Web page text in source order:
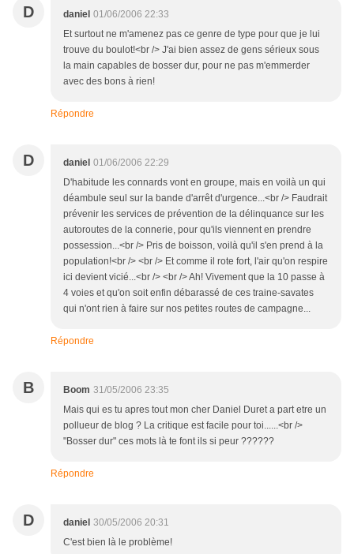
D daniel 01/06/2006 22:33
Et surtout ne m'amenez pas ce genre de type pour que je lui
trouve du boulot!<br /> J'ai bien assez de gens sérieux sous
la main capables de bosser dur, pour ne pas m'emmerder
avec des bons à rien!
Répondre
D daniel 01/06/2006 22:29
D'habitude les connards vont en groupe, mais en voilà un qui
déambule seul sur la bande d'arrêt d'urgence...<br /> Faudrait
prévenir les services de prévention de la délinquance sur les
autoroutes de la connerie, pour qu'ils viennent en prendre
possession...<br /> Pris de boisson, voilà qu'il s'en prend à la
population!<br /> <br /> Et comme il rote fort, l'air qu'on respire
ici devient vicié...<br /> <br /> Ah! Vivement que la 10 passe à
4 voies et qu'on soit enfin débarassé de ces traine-savates
qui n'ont rien à faire sur nos petites routes de campagne...
Répondre
B Boom 31/05/2006 23:35
Mais qui es tu apres tout mon cher Daniel Duret a part etre un
pollueur de blog ? La critique est facile pour toi......<br />
"Bosser dur" ces mots là te font ils si peur ??????
Répondre
D daniel 30/05/2006 20:31
C'est bien là le problème!